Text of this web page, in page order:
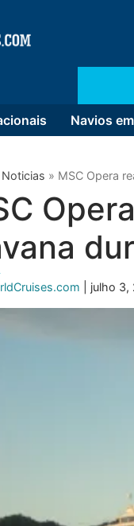
Navios
Noticias » MSC Opera
| julho 3,